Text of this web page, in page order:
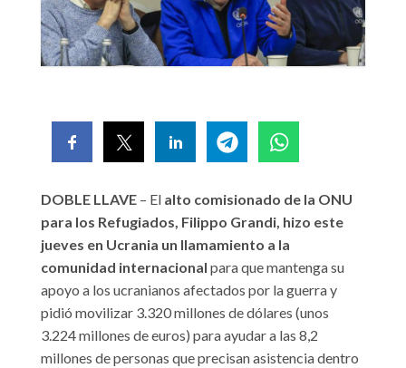
DOBLE LLAVE – El alto comisionado de la ONU
para los Refugiados, Filippo Grandi, hizo este
jueves en Ucrania un llamamiento a la
comunidad internacional para que mantenga su
apoyo a los ucranianos afectados por la guerra y
pidió movilizar 3.320 millones de dólares (unos
3.224 millones de euros) para ayudar a las 8,2
millones de personas que precisan asistencia dentro